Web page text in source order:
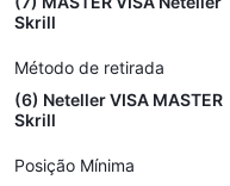
Skrill
Método de retirada
(6) Neteller VISA MASTER
Skrill
Posição Mínima